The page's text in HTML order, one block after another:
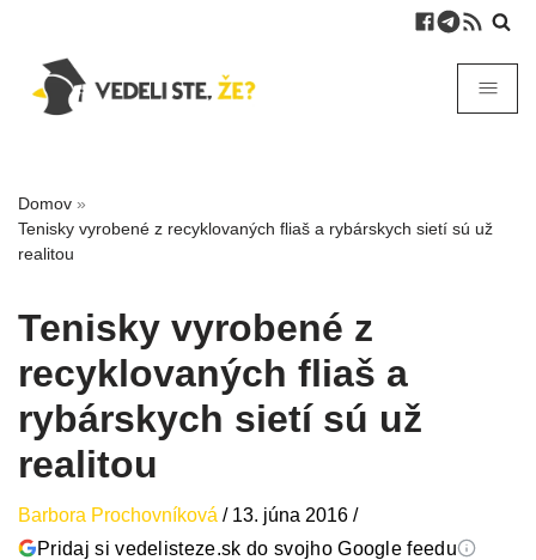
Domov »
Tenisky vyrobené z recyklovaných fliaš a rybárskych sietí sú už
realitou
Tenisky vyrobené z
recyklovaných fliaš a
rybárskych sietí sú už
realitou
Barbora Prochovníková / 13. júna 2016 /
Pridaj si vedelisteze.sk do svojho Google feedu